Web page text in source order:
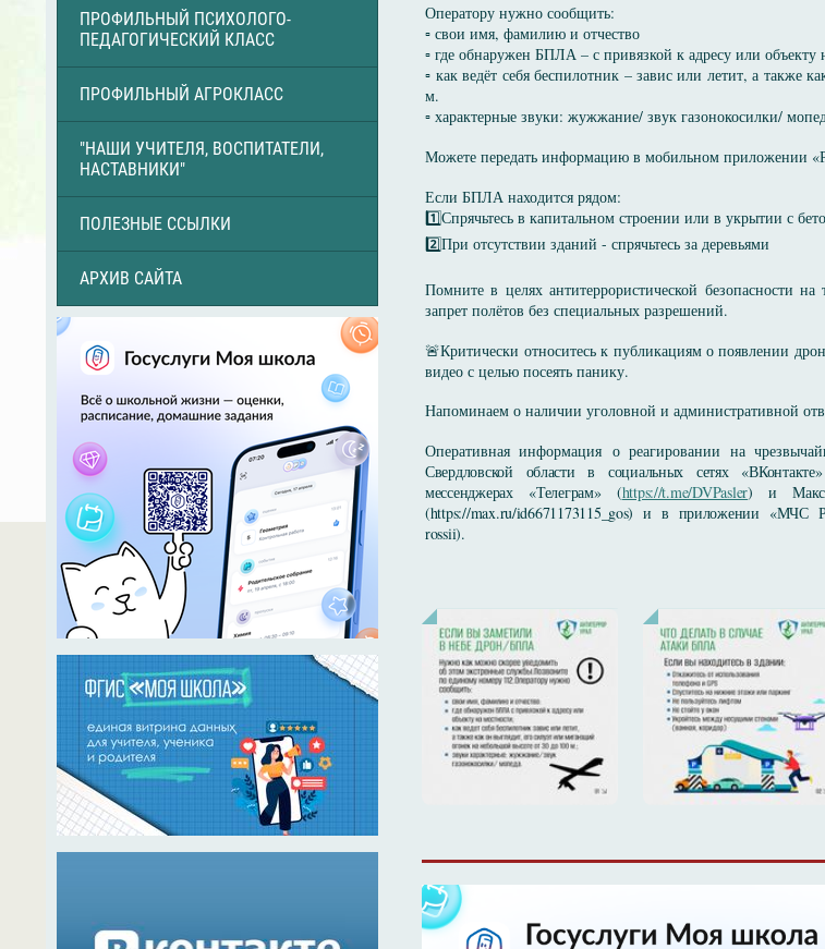
ПРОФИЛЬНЫЙ ПСИХОЛОГО-
ПЕДАГОГИЧЕСКИЙ КЛАСС
ПРОФИЛЬНЫЙ АГРОКЛАСС
"НАШИ УЧИТЕЛЯ, ВОСПИТАТЕЛИ,
НАСТАВНИКИ"
ПОЛЕЗНЫЕ ССЫЛКИ
АРХИВ САЙТА
Оператору нужно сообщить:
▫️ свои имя, фамилию и отчество
▫️ где обнаружен БПЛА – с привязкой к адресу или объекту
▫️ как ведёт себя беспилотник – завис или летит, а также
м.
▫️ характерные звуки: жужжание/ звук газонокосилки/
Можете передать информацию в мобильном приложении
Если БПЛА находится рядом:
1️⃣Спрячьтесь в капитальном строении или в укрытии с
2️⃣При отсутствии зданий - спрячьтесь за деревьями
Помните в целях антитеррористической безопасности
запрет полётов без специальных разрешений.
🚨Критически относитесь к публикациям о появлении
видео с целью посеять панику.
Напоминаем о наличии уголовной и административной
Оперативная информация о реагировании на
Свердловской области в социальных сетях
мессенджерах «Телеграм» (https://t.me/DVPasler) и
(https://max.ru/id6671173115_gos) и в приложении «МЧС
rossii).